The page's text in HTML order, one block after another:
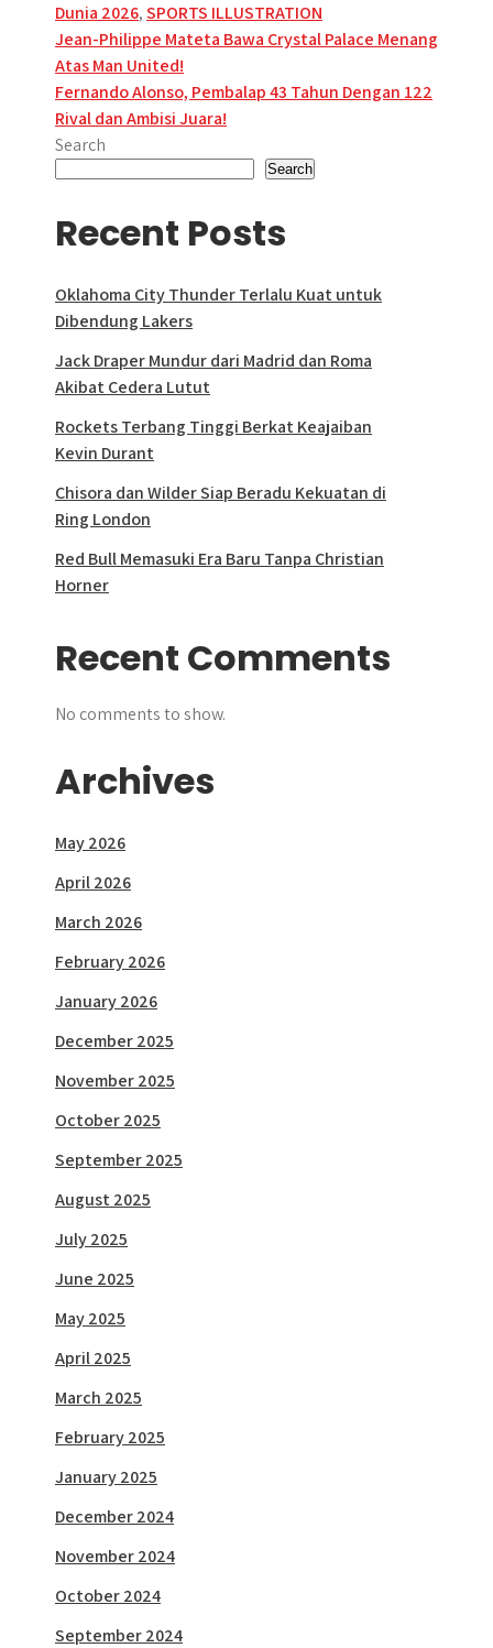
Dunia 2026,SPORTS ILLUSTRATION
Post
navigation
Jean-Philippe Mateta Bawa Crystal Palace Menang
Atas Man United!
Fernando Alonso, Pembalap 43 Tahun Dengan 122
Rival dan Ambisi Juara!
Search
Search
Recent Posts
Oklahoma City Thunder Terlalu Kuat untuk
Dibendung Lakers
Jack Draper Mundur dari Madrid dan Roma
Akibat Cedera Lutut
Rockets Terbang Tinggi Berkat Keajaiban
Kevin Durant
Chisora dan Wilder Siap Beradu Kekuatan di
Ring London
Red Bull Memasuki Era Baru Tanpa Christian
Horner
Recent Comments
No comments to show.
Archives
May 2026
April 2026
March 2026
February 2026
January 2026
December 2025
November 2025
October 2025
September 2025
August 2025
July 2025
June 2025
May 2025
April 2025
March 2025
February 2025
January 2025
December 2024
November 2024
October 2024
September 2024